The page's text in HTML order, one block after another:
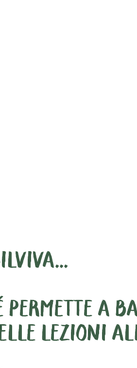
PERMETTE A
LEZIONI